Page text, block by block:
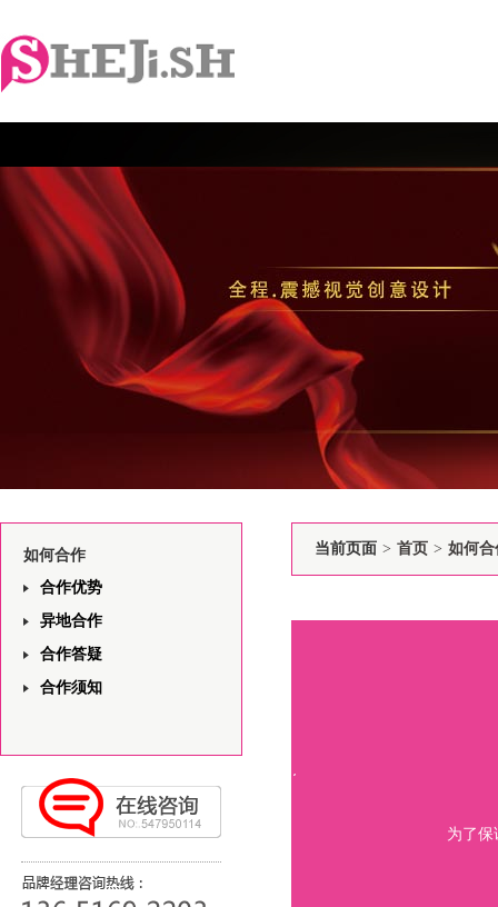
如何合作
合作优势
异地合作
合作答疑
合作须知
当前页面 > 首页 > 如何合
为了保